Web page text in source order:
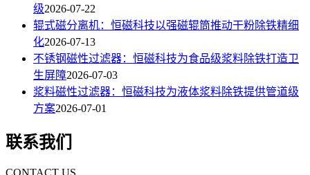
级2026-07-22
辊式磁分离机：恒磁科技以强磁辊筒推动干粉除铁精细
化2026-07-13
不锈钢磁性过滤器：恒磁科技为食品级浆料除铁打造卫
生屏障2026-07-03
浆料磁性过滤器：恒磁科技为液体浆料除铁提供管道级
方案2026-07-01
联系我们